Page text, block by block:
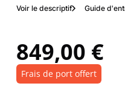
Voir le descriptif Guide
849,00 €
Frais de port offert